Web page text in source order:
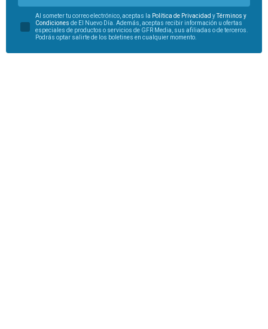
Al someter tu correo electrónico, aceptas la Política de Privacidad yTérminos y
Condiciones de El Nuevo Día. Además, aceptas recibir información u ofertas
especiales de productos o servicios de GFR Media, sus afiliadas o de terceros.
Podrás optar salirte de los boletines en cualquier momento.